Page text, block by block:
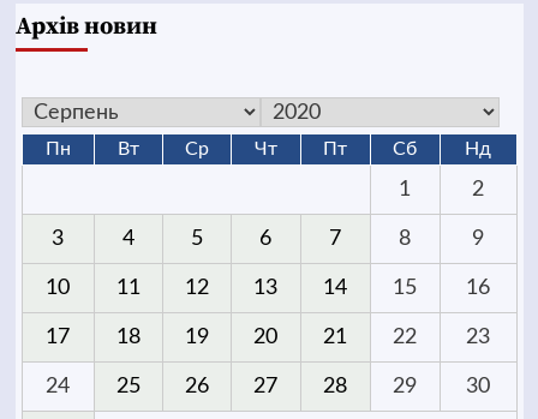
Архів новин
Пн Вт Ср Чт Пт Сб Нд
1 2
3 4 5 6 7 8 9
10 11 12 13 14 15 16
17 18 19 20 21 22 23
24 25 26 27 28 29 30